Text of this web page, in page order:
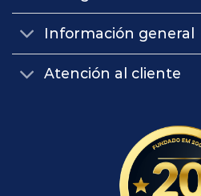
Información general
Atención al cliente